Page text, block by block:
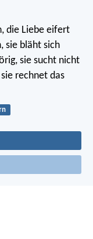
die Liebe eifert
sie bläht sich
sie sucht nicht
rechnet das